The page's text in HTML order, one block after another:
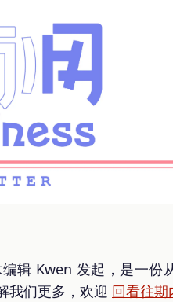
辑 Kwen 发起，是一份
我们更多，欢迎 回看往期